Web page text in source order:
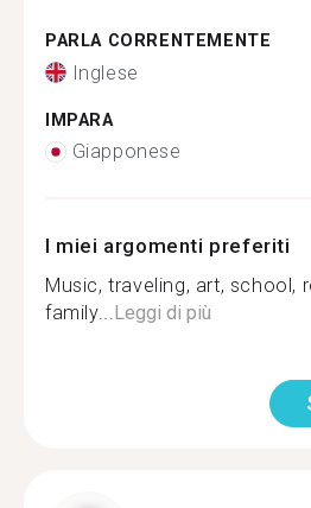
PARLA CORRENTEMENTE
Inglese
IMPARA
Giapponese
I miei argomenti preferiti
Music, traveling, art, school,
family...Leggi di più